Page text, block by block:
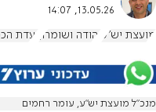
13.05.26, 14:07
מועצת יש"ע יהודה ושומרון ועדת
מנכ"ל מועצת יש"ע, עומר רחמים